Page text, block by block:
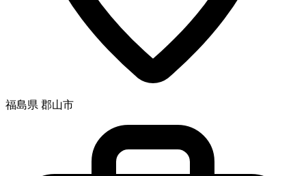
福島県 郡山市